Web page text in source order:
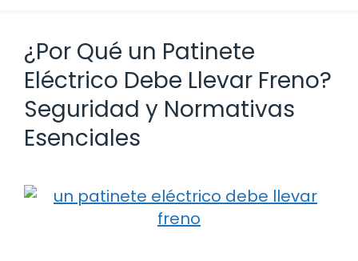
¿Por Qué un Patinete
Eléctrico Debe Llevar Freno?
Seguridad y Normativas
Esenciales